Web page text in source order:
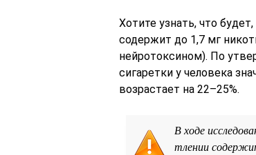
Хотите узнать, что
содержит до 1,7 мг
нейротоксином). По
сигаретки у человека
возрастает на 22–25%.
В ходе
тлении